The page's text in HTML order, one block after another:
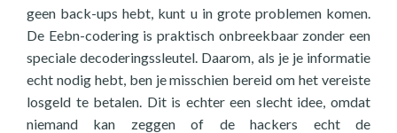
geen back-ups hebt, kunt u in grote problemen komen.
De Eebn-codering is praktisch onbreekbaar zonder een
speciale decoderingssleutel. Daarom, als je je informatie
echt nodig hebt, ben je misschien bereid om het vereiste
losgeld te betalen. Dit is echter een slecht idee, omdat
niemand kan zeggen of de hackers echt de